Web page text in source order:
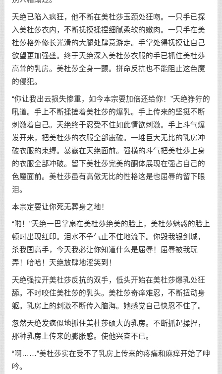
天绝已陷入疯狂，他不断在美杜莎玉颈处狂吻。一只手已探
入美杜莎衣内，不断抚摸揉捏细腻柔软的嫩肉。一只手在美
杜莎格外修长光滑的大腿处肆意游走。手掌处得抚摸让自己
欲望更加强盛。终于天绝深入美杜莎衣服的手已抓住美杜莎
高耸的乳房。美杜莎全身一颤。拼命反抗也不能阻止这色魔
的侵犯。
“你让我出云损失惨重，如今本宗要加倍还给你！”天绝狰狞的
吼道。手上不断揉搓着美杜莎的爆乳。手上传来的坚挺不断
刺激着自己。天绝终于忍受不住如此情欲刺激。手上斗气爆
发开来，把美杜莎的衣服全部震破。一堆巨大无比的乳房冲
破衣服的束缚。暴露在天绝面前。强横的斗气把美杜莎上身
的衣服全部冲破。留下美杜莎完美的酮体展现在强占自己的
色魔面前。美杜莎虽有高傲无比的性格这是也屈辱的留下眼
泪。
本宗定要让你死无葬身之地！
“啪！”天绝一巴掌扇在美杜莎绝美的脸上，美杜莎魅惑的脸上
顿时出现红印。泪水不争气止不住地流下。你毁我银剑城，
杀我国高手，今天我必让你知道什么是屈辱！屈辱被我玩
弄！哈哈！天绝放肆地淫笑到！
天绝强拉开美杜莎反抗的双手，低头开始在美杜莎爆乳处狂
舔。不时咬住美杜莎的乳头。美杜莎奇痒难忍，不断扭动身
躯。乳房上的刺激不断传入脑海。她感觉自己快忍不住了。
忽然天绝发疯似地抓住美杜莎硕大的乳房。不断抓起揉捏，
那种乳房上传来的膨胀感。使他兴奋不已。
“啊……”美杜莎实在受不了乳房上传来的疼痛和麻痒开始了呻
吟。